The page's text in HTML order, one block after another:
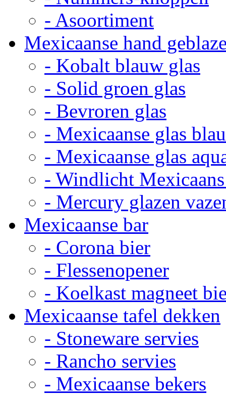
- Asoortiment
Mexicaanse hand
- Kobalt blauw glas
- Solid groen glas
- Bevroren glas
- Mexicaanse glas
- Mexicaanse glas
- Windlicht
- Mercury glazen
Mexicaanse bar
- Corona bier
- Flessenopener
- Koelkast magneet
Mexicaanse tafel dekken
- Stoneware servies
- Rancho servies
- Mexicaanse bekers